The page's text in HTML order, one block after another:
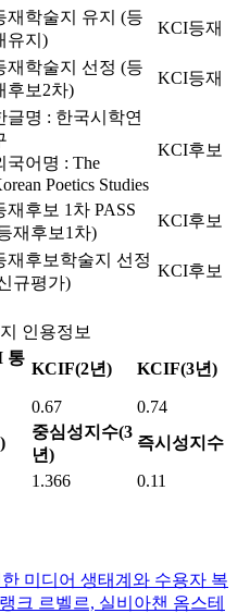
재학술지 유지 (등
유지)
KCI등재
재학술지 선정 (등
후보2차)
KCI등재
글명 : 한국시학연
국어명 : The
Poetics Studies
KCI후보
재후보 1차 PASS
재후보1차)
KCI후보
재후보학술지 선정
규평가)
KCI후보
인용정보
통
KCIF(2년) KCIF(3년)
0.67
0.74
중심성지수(3
년)
즉시성지수
1.366 0.11
미디어 생태계와 수용자 복
크 르벨르, 실비아챈 옴스테